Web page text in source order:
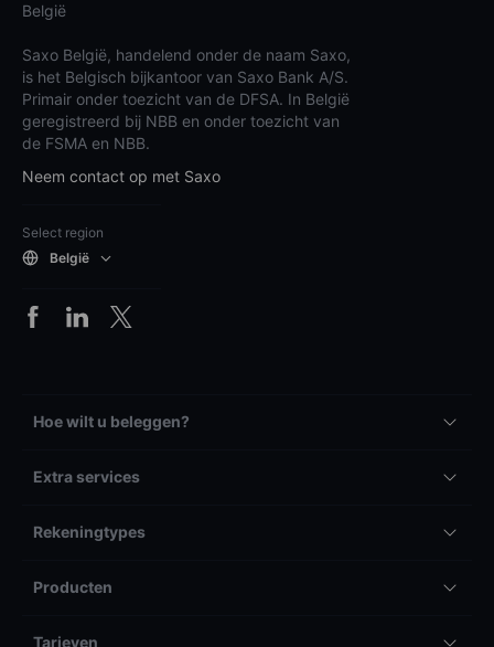
België
Saxo België, handelend onder de naam Saxo,
is het Belgisch bijkantoor van Saxo Bank A/S.
Primair onder toezicht van de DFSA. In België
geregistreerd bij NBB en onder toezicht van
de FSMA en NBB.
Neem contact op met Saxo
Select region
België
Hoe wilt u beleggen?
Extra services
Rekeningtypes
Producten
Tarieven